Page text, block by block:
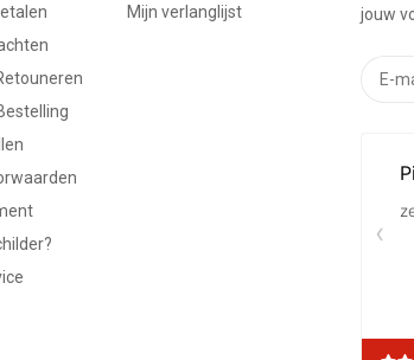
Mijn verlanglijst
jouw